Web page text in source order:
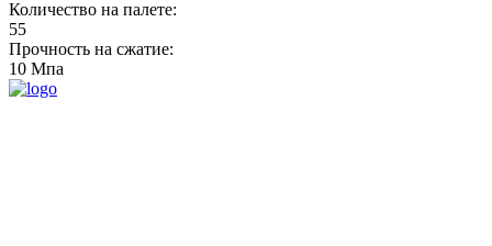
Количество на палете:
55
Прочность на сжатие:
10 Мпа